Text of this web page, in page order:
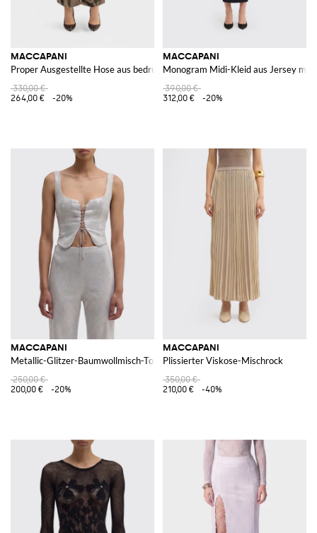
MACCAPANI
Proper Ausgestellte Hose aus bedrucktem Baumwollmischgewebe
330,00 €
264,00 €
-20%
MACCAPANI
Monogram Midi-Kleid aus Jersey mit
390,00 €
312,00 €
-20%
MACCAPANI
Metallic-Glitzer-Baumwollmisch-Top
250,00 €
200,00 €
-20%
MACCAPANI
Plissierter Viskose-Mischrock
350,00 €
210,00 €
-40%